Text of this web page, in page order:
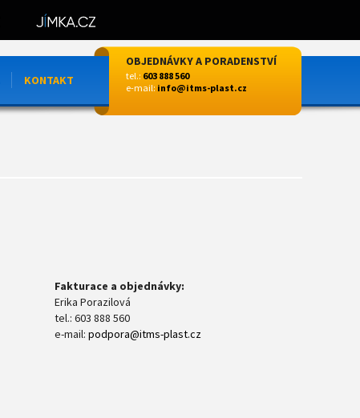
OBJEDNÁVKY A PORADENSTVÍ
tel.: 603 888 560
e-mail: info@itms-plast.cz
KONTAKT
Fakturace a objednávky:
Erika Porazilová
tel.: 603 888 560
e-mail: podpora@itms-plast.cz